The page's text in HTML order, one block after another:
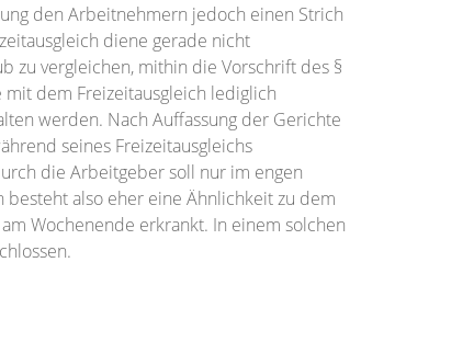
den Arbeitnehmern jedoch einen Strich
diene gerade nicht
zu vergleichen, mithin die Vorschrift des §
dem Freizeitausgleich lediglich
werden. Nach Auffassung der Gerichte
seines Freizeitausgleichs
die Arbeitgeber soll nur im engen
also eher eine Ähnlichkeit zu dem
Wochenende erkrankt. In einem solchen